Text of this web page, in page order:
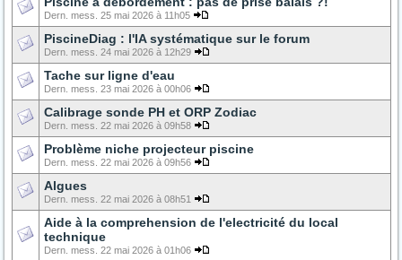
Dern. mess. 25 mai 2026 à 11h05
PiscineDiag : l'IA systématique sur le forum
Dern. mess. 24 mai 2026 à 12h29
Tache sur ligne d'eau
Dern. mess. 23 mai 2026 à 00h06
Calibrage sonde PH et ORP Zodiac
Dern. mess. 22 mai 2026 à 09h58
Problème niche projecteur piscine
Dern. mess. 22 mai 2026 à 09h56
Algues
Dern. mess. 22 mai 2026 à 08h51
Aide à la comprehension de l'electricité du local
technique
Dern. mess. 22 mai 2026 à 01h06